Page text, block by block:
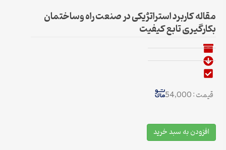
مقاله کاربرد استراتژیکی در صنعت راه وساختمان
بکارگیری تابع کیفیت
قیمت : 54,000
افزودن به سبد خرید